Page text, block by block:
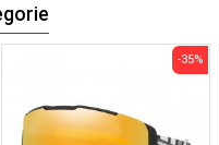
-35%